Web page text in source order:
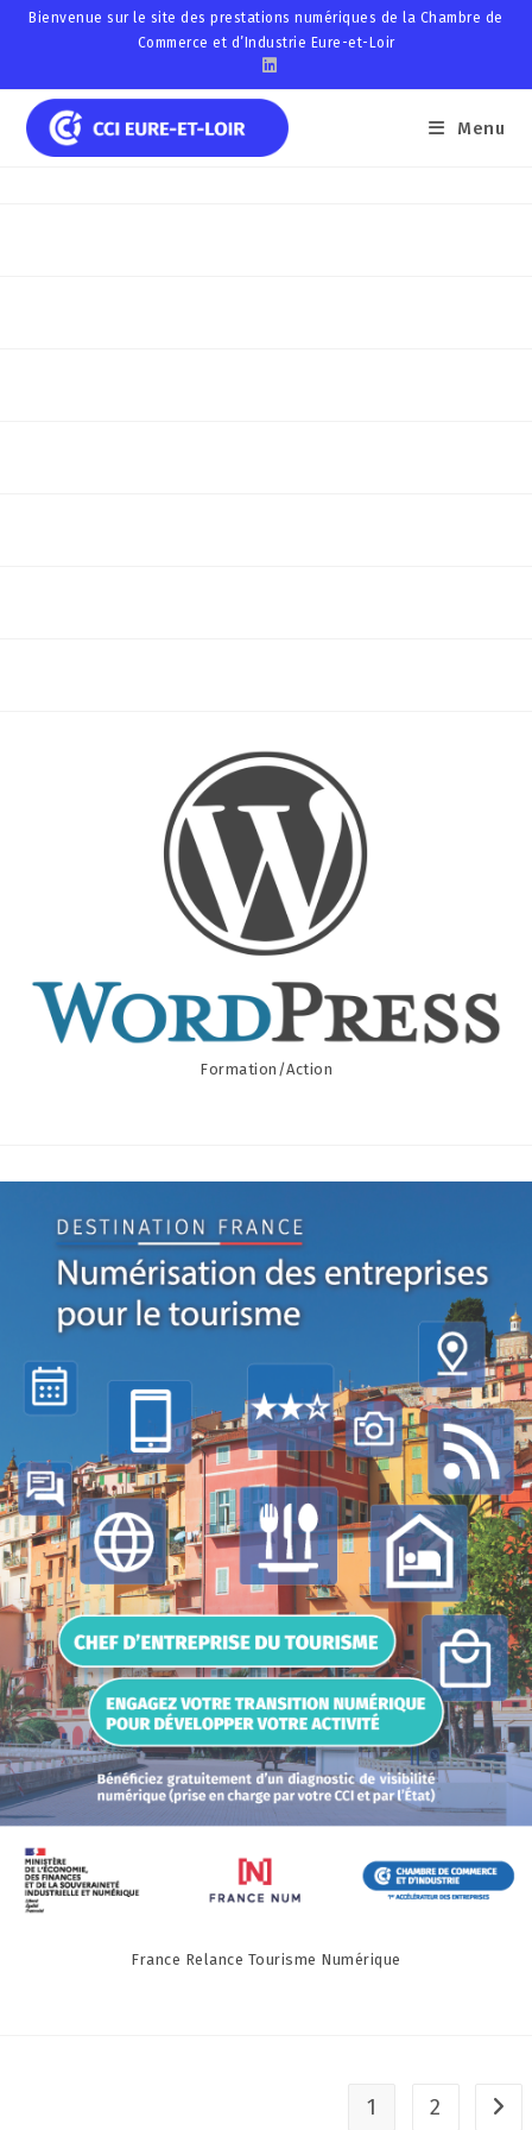
SkipBienvenue sur le site des prestations numériques de la Chambre de
Commerce et d’Industrie Eure-et-Loir
Menu
Formation/Action
France Relance Tourisme Numérique
1 2